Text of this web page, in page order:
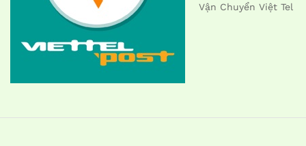
Vận Chuyển Việt Tel